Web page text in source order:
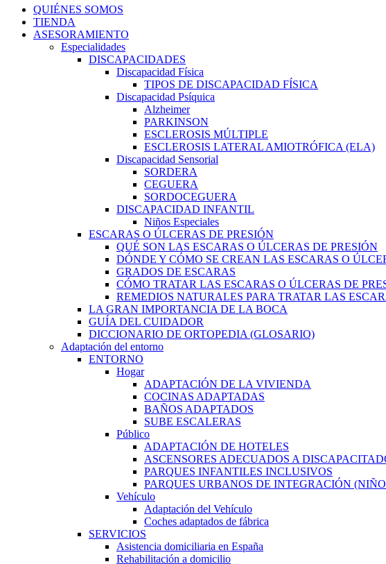
QUIÉNES SOMOS
TIENDA
ASESORAMIENTO
Especialidades
DISCAPACIDADES
Discapacidad Física
TIPOS DE DISCAPACIDAD FÍSICA
Discapacidad Psíquica
Alzheimer
PARKINSON
ESCLEROSIS MÚLTIPLE
ESCLEROSIS LATERAL AMIOTRÓFICA (ELA)
Discapacidad Sensorial
SORDERA
CEGUERA
SORDOCEGUERA
DISCAPACIDAD INFANTIL
Niños Especiales
ESCARAS O ÚLCERAS DE PRESIÓN
QUÉ SON LAS ESCARAS O ÚLCERAS DE PRESIÓN
DÓNDE Y CÓMO SE CREAN LAS ESCARAS O
GRADOS DE ESCARAS
CÓMO TRATAR LAS ESCARAS O ÚLCERAS DE
REMEDIOS NATURALES PARA TRATAR LAS
LA GRAN IMPORTANCIA DE LA BOCA
GUÍA DEL CUIDADOR
DICCIONARIO DE ORTOPEDIA (GLOSARIO)
Adaptación del entorno
ENTORNO
Hogar
ADAPTACIÓN DE LA VIVIENDA
COCINAS ADAPTADAS
BAÑOS ADAPTADOS
SUBE ESCALERAS
Público
ADAPTACIÓN DE HOTELES
ASCENSORES ADECUADOS A
PARQUES INFANTILES INCLUSIVOS
PARQUES URBANOS DE INTEGRACIÓN
Vehículo
Adaptación del Vehículo
Coches adaptados de fábrica
SERVICIOS
Asistencia domiciliaria en España
Rehabilitación a domicilio